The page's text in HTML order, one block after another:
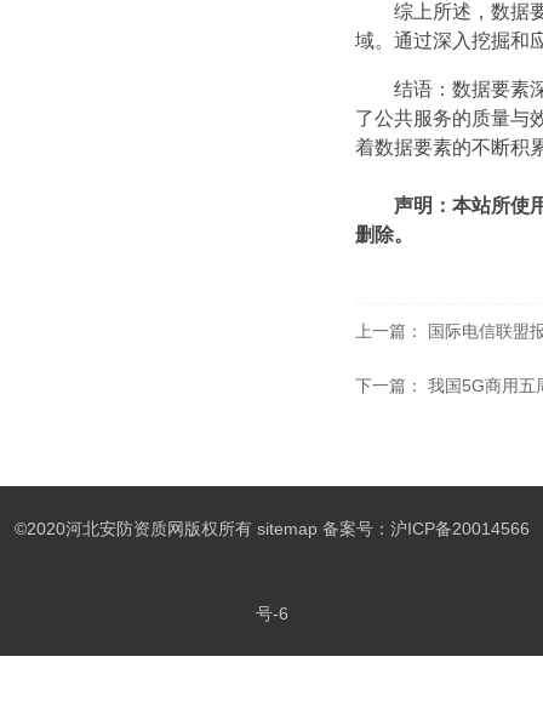
综上所述，数据
域。通过深入挖掘和
结语：数据要素
了公共服务的质量与
着数据要素的不断积
声明：本站所使
删除。
上一篇： 国际电信联盟
下一篇： 我国5G商用五
©2020河北安防资质网版权所有 sitemap备案号： 沪ICP备20014566
号-6